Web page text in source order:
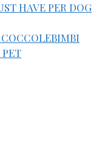
HAVE PER DOG